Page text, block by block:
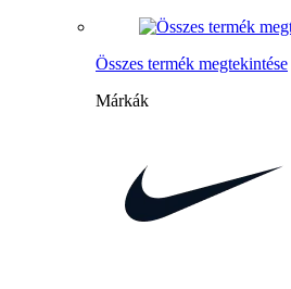
Összes termék megtekintése
Márkák